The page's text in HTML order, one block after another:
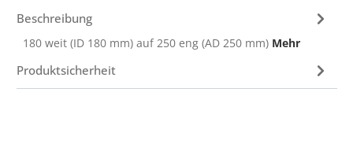
Beschreibung
180 weit (ID 180 mm) auf 250 eng (AD 250 mm) Mehr
Produktsicherheit